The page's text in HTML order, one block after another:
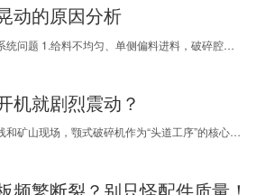
动的原因分析
（一）给料系统问题 1.给料不均匀、单侧偏料进料，破碎腔受力失衡，直接引发整机振动跳动； 2.物料中混入铁块等不可破碎杂物，或是进料粒度过大，设备负载骤增产生剧烈振动； 3.进料细料占
机就剧烈震动？
在砂石生产线和矿山现场，颚式破碎机作为“头道工序”的核心设备，一旦出现剧烈震动、机身发抖，不仅影响满负荷生产，更让人揪心会不会震坏设备、引发安全事故。很多机修